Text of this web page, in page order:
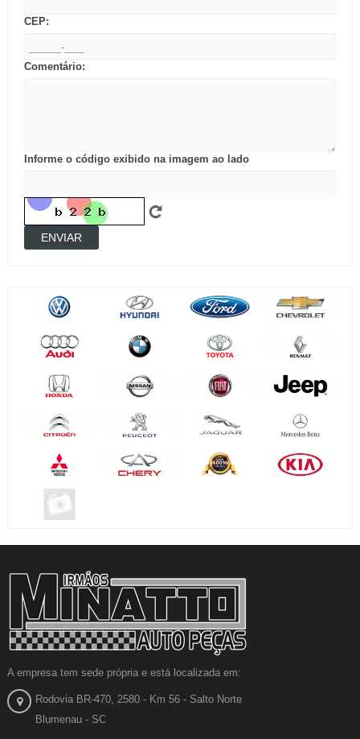
CEP:
Comentário:
Informe o código exibido na imagem ao lado
ENVIAR
A empresa tem sede própria e está localizada em:
Rodovia BR-470, 2580 - Km 56 - Salto Norte
Blumenau - SC